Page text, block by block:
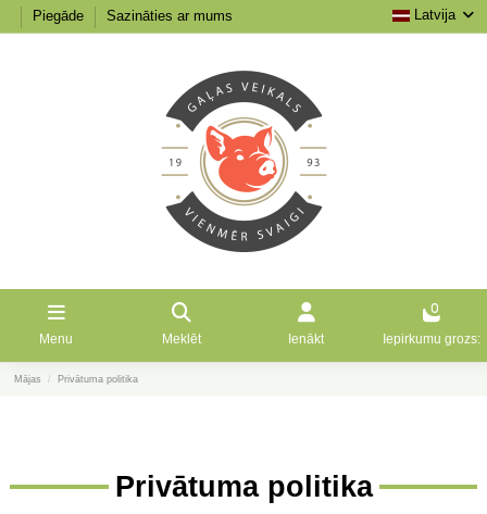
Piegāde Sazināties ar mums Latvija
Menu Meklēt Ienākt
0
Iepirkumu grozs:
Mājas Privātuma politika
Privātuma politika